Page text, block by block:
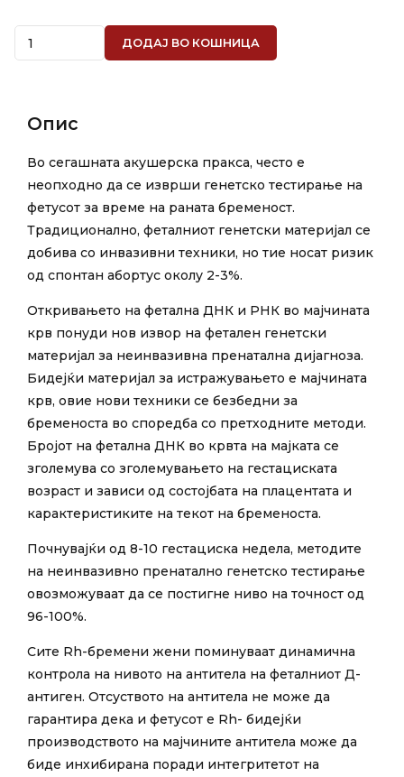
Quantity ДОДАЈ ВО КОШНИЦА
Опис
Во сегашната акушерска пракса, често е
неопходно да се изврши генетско тестирање на
фетусот за време на раната бременост.
Традиционално, феталниот генетски материјал се
добива со инвазивни техники, но тие носат ризик
од спонтан абортус околу 2-3%.
Откривањето на фетална ДНК и РНК во мајчината
крв понуди нов извор на фетален генетски
материјал за неинвазивна пренатална дијагноза.
Бидејќи материјал за истражувањето е мајчината
крв, овие нови техники се безбедни за
бременоста во споредба со претходните методи.
Бројот на фетална ДНК во крвта на мајката се
зголемува со зголемувањето на гестациската
возраст и зависи од состојбата на плацентата и
карактеристиките на текот на бременоста.
Почнувајќи од 8-10 гестациска недела, методите
на неинвазивно пренатално генетско тестирање
овозможуваат да се постигне ниво на точност од
96-100%.
Сите Rh-бремени жени поминуваат динамична
контрола на нивото на антитела на феталниот Д-
антиген. Отсуството на антитела не може да
гарантира дека и фетусот е Rh- бидејќи
производството на мајчините антитела може да
биде инхибирана поради интегритетот на